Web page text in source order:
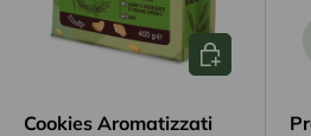
Cookies Aromatizzati
Aggiungi al